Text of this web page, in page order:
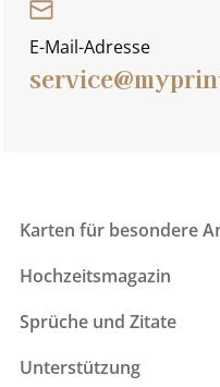
E-Mail-Adresse
Karten für besondere
Hochzeitsmagazin
Sprüche und Zitate
Unterstützung